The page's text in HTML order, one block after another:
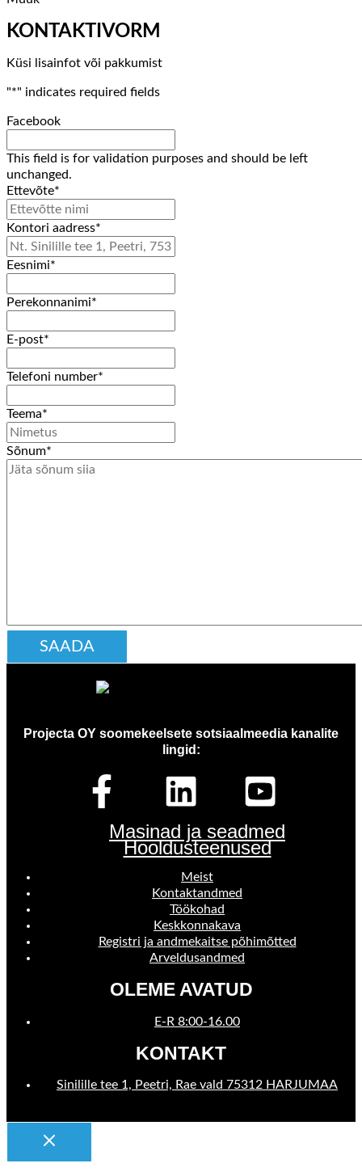
KONTAKTIVORM
Küsi lisainfot või pakkumist
"*" indicates required fields
Facebook
This field is for validation purposes and should be left
unchanged.
Ettevõte*
Kontori aadress*
Eesnimi*
Perekonnanimi*
E-post*
Telefoni number*
Teema*
Sõnum*
Projecta OY soomekeelsete sotsiaalmeedia kanalite
lingid:
Masinad ja seadmed
Hooldusteenused
Meist
Kontaktandmed
Töökohad
Keskkonnakava
Registri ja andmekaitse põhimõtted
Arveldusandmed
OLEME AVATUD
E-R 8:00-16.00
KONTAKT
Sinilille tee 1, Peetri, Rae vald 75312 HARJUMAA